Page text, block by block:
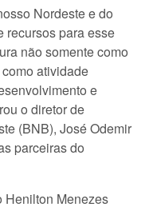
Nordeste e do
recursos para esse
não somente como
atividade
e
o diretor de
(BNB), José Odemir
parceiras do
Henilton Menezes